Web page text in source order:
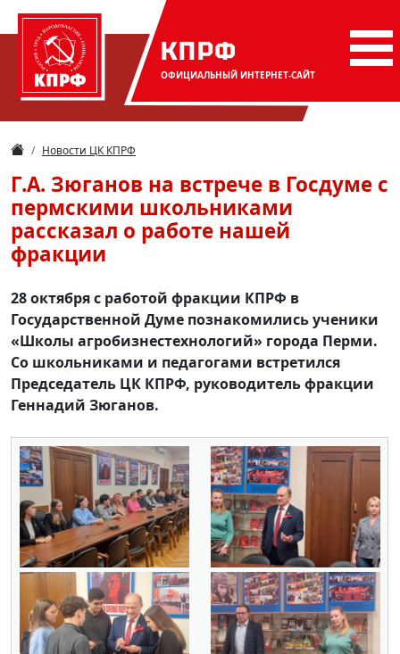
КПРФ
ОФИЦИАЛЬНЫЙ ИНТЕРНЕТ-САЙТ
Новости ЦК КПРФ
Г.А. Зюганов на встрече в Госдуме с
пермскими школьниками
рассказал о работе нашей
фракции
28 октября с работой фракции КПРФ в
Государственной Думе познакомились ученики
«Школы агробизнестехнологий» города Перми.
Со школьниками и педагогами встретился
Председатель ЦК КПРФ, руководитель фракции
Геннадий Зюганов.